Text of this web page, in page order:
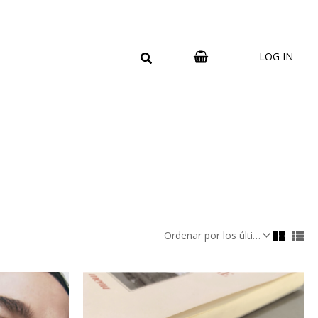
LOG IN
producto